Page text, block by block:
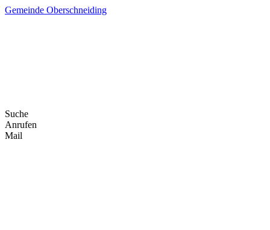
Skip
Gemeinde Oberschneiding
Suche
Anrufen
Mail